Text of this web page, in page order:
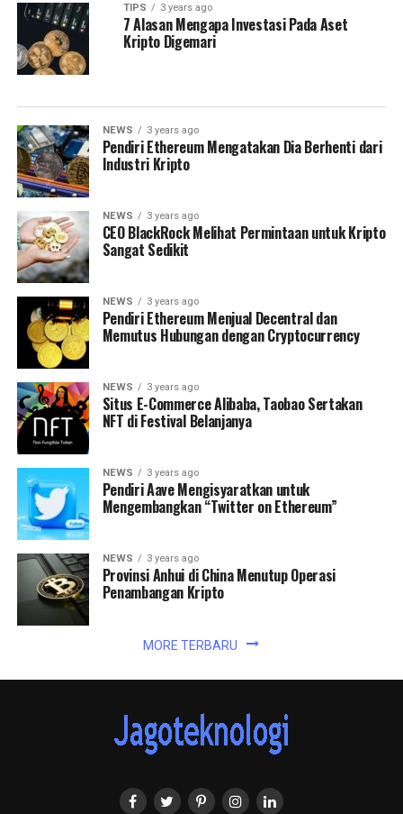
TIPS 3 years ago
7 Alasan Mengapa Investasi Pada Aset
Kripto Digemari
NEWS 3 years ago
Pendiri Ethereum Mengatakan Dia Berhenti dari
Industri Kripto
NEWS 3 years ago
CEO BlackRock Melihat Permintaan untuk Kripto
Sangat Sedikit
NEWS 3 years ago
Pendiri Ethereum Menjual Decentral dan
Memutus Hubungan dengan Cryptocurrency
NEWS 3 years ago
Situs E-Commerce Alibaba, Taobao Sertakan
NFT di Festival Belanjanya
NEWS 3 years ago
Pendiri Aave Mengisyaratkan untuk
Mengembangkan “Twitter on Ethereum”
NEWS 3 years ago
Provinsi Anhui di China Menutup Operasi
Penambangan Kripto
MORE TERBARU